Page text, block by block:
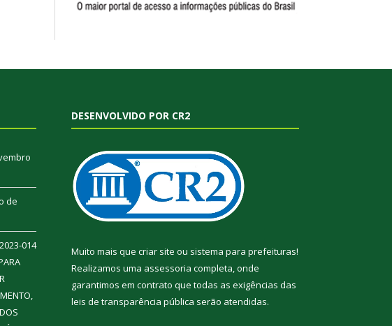
de
014
DESENVOLVIDO POR CR2
Muito mais que criar site ou sistema para prefeituras!
Realizamos uma assessoria completa, onde
garantimos em contrato que todas as exigências das
leis de transparência pública serão atendidas.